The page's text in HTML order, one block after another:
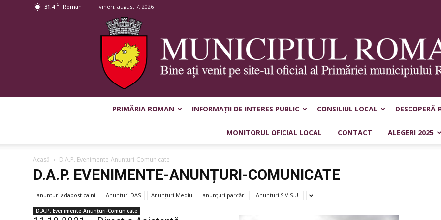
31.4 C Roman vineri, august 7, 2026
Municipiul
PRIMĂRIA ROMAN INFORMAȚII DE INTERES PUBLIC CONSILIUL LOCAL DESCOPERĂ
MONITORUL OFICIAL LOCAL CONTACT ALEGERI 2025
Acasă D.A.P. Evenimente-Anunțuri-Comunicate
D.A.P. EVENIMENTE-ANUNȚURI-COMUNICATE
anunturi adapost caini Anunturi DAS Anunțuri Mediu anunțuri parcări Anunturi S.V.S.U.
D.A.P. Evenimente-Anunțuri-Comunicate